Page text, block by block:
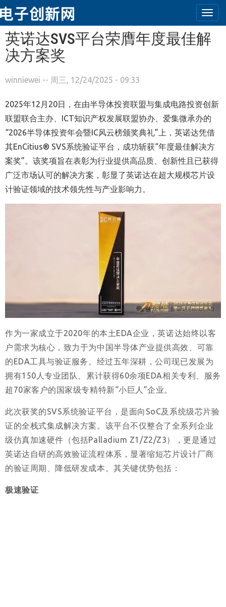
跳转到主要内容
英诺达SVS平台荣膺年度最佳解
决方案奖
winniewei -- 周三, 12/24/2025 - 09:33
2025年12月20日，在由半导体投资联盟与集成电路投资创新
联盟联合主办、ICT知识产权发展联盟协办、爱集微承办的
“2026半导体投资年会暨IC风云榜颁奖典礼”上，英诺达凭借
其EnCitius® SVS系统验证平台，成功斩获“年度最佳解决方
案奖”。该奖项旨在表彰为行业提供高品质、创新性且已获得
广泛市场认可的解决方案，彰显了英诺达在超大规模芯片设
计验证领域的技术领先性与产业影响力。
作为一家成立于2020年的本土EDA企业，英诺达始终以客
户需求为核心，致力于为中国半导体产业提供高效、可靠
的EDA工具与验证服务。经过五年深耕，公司现已发展为
拥有150人专业团队、累计获得60余项EDA相关专利、服务
超70家客户的国家级专精特新“小巨人”企业。
此次获奖的SVS系统验证平台，是面向SoC及系统级芯片验
证的全栈式集成解决方案。该平台不仅整合了全系列企业
级仿真加速硬件（包括Palladium Z1/Z2/Z3），更是通过
英诺达自研的高效验证流程体系，显著缩短芯片设计厂商
的验证周期、降低研发成本。其关键优势包括：
极速验证